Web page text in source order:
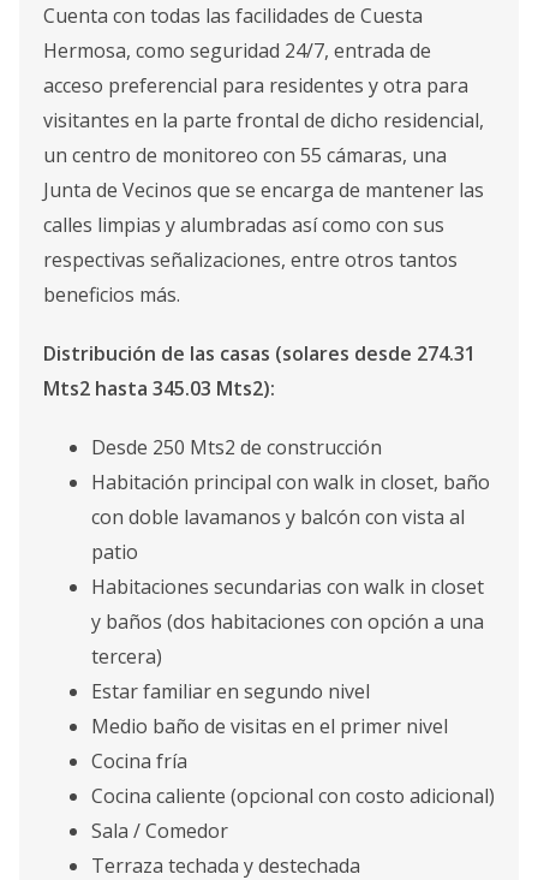
Cuenta con todas las facilidades de Cuesta
Hermosa, como seguridad 24/7, entrada de
acceso preferencial para residentes y otra para
visitantes en la parte frontal de dicho residencial,
un centro de monitoreo con 55 cámaras, una
Junta de Vecinos que se encarga de mantener las
calles limpias y alumbradas así como con sus
respectivas señalizaciones, entre otros tantos
beneficios más.
Distribución de las casas (solares desde 274.31
Mts2 hasta 345.03 Mts2):
Desde 250 Mts2 de construcción
Habitación principal con walk in closet, baño
con doble lavamanos y balcón con vista al
patio
Habitaciones secundarias con walk in closet
y baños (dos habitaciones con opción a una
tercera)
Estar familiar en segundo nivel
Medio baño de visitas en el primer nivel
Cocina fría
Cocina caliente (opcional con costo adicional)
Sala / Comedor
Terraza techada y destechada